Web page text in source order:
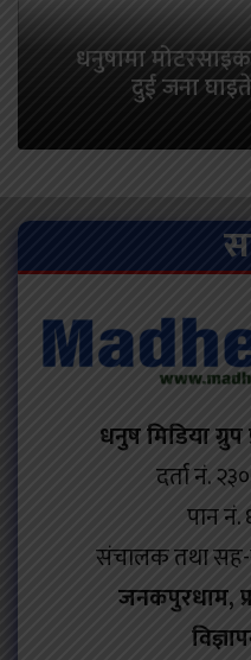
धनुषामा
दुई जना
धनुष मिडिया ग्रुप
दर्ता नं.
पान नं.
संचालक तथा
जनकपुरधाम,